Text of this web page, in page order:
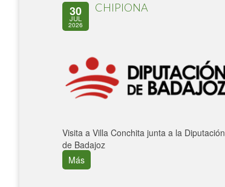
30
JUL
2026
CHIPIONA
Visita a Villa Conchita junta a la Diputación
de Badajoz
Más